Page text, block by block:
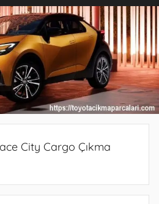
City Cargo Çıkma